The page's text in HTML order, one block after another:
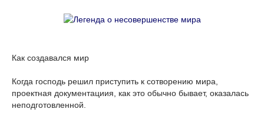
Как создавался мир
Когда господь решил приступить к сотворению мира,
проектная докумен­тациия, как это обычно бывает, оказа­лась
неподготовленной.